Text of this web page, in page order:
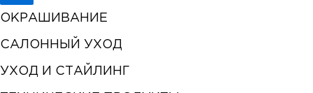
ОКРАШИВАНИЕ
САЛОННЫЙ УХОД
УХОД И СТАЙЛИНГ